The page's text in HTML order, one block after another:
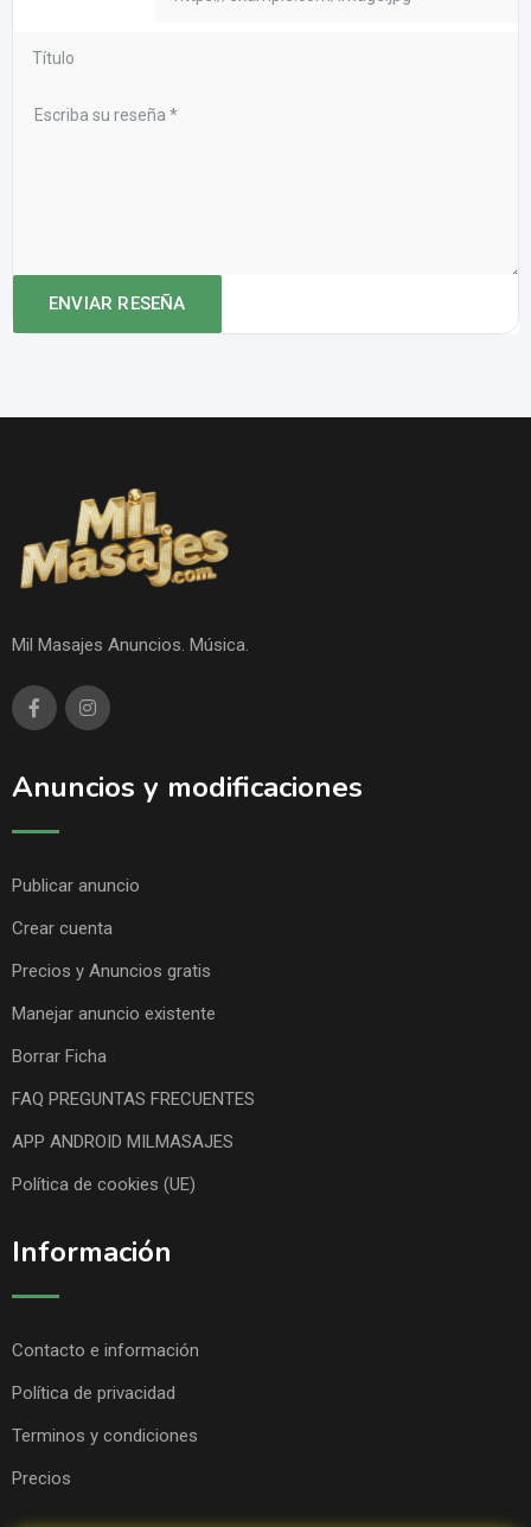
Mil Masajes Anuncios. Música.
Anuncios y modificaciones
Publicar anuncio
Crear cuenta
Precios y Anuncios gratis
Manejar anuncio existente
Borrar Ficha
FAQ PREGUNTAS FRECUENTES
APP ANDROID MILMASAJES
Política de cookies (UE)
Información
Contacto e información
Política de privacidad
Terminos y condiciones
Precios